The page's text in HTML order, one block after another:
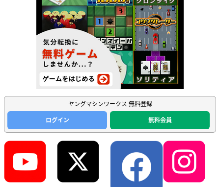
ヤングマシンワークス 無料登録
ログイン
無料会員